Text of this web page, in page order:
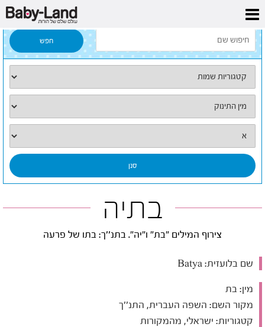
דף הבית
בתיה
צירוף המילים "בת" ו"יה". בתנ''ך: בתו של פרעה
שם בלועזית:
מין: בת
מקור השם: השפה העברית, התנ''ך
קטגוריות: ישראלי, מהמקורות